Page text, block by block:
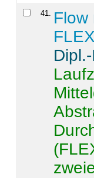
41. Flow